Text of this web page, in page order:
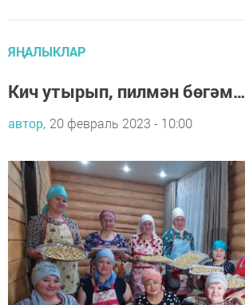
ЯҢАЛЫКЛАР
Кич утырып, пилмән бөгәм…
автор, 20 февраль 2023 - 10:00